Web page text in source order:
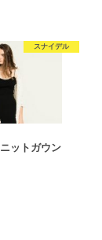
スナイデル
ットガウン